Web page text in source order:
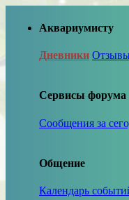
Аквариумисту
Дневники
Сервисы форума
Сообщения за
Общение
Календарь